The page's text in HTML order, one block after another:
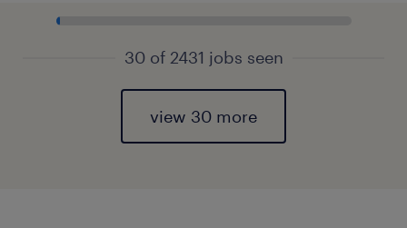
30 of 2431 jobs seen
view 30 more